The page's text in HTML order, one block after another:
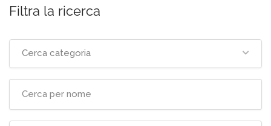
Filtra la ricerca
Cerca categoria